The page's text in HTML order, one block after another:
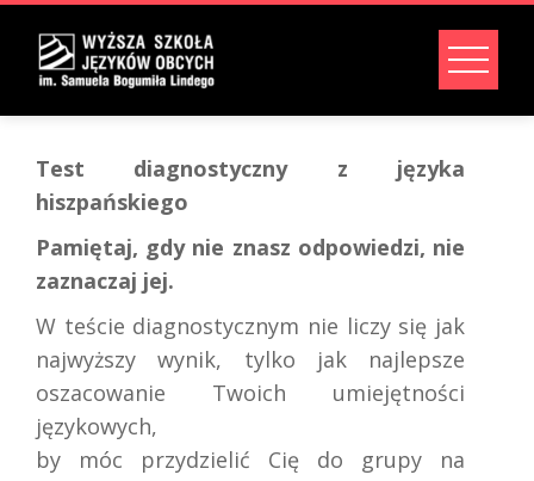
Test diagnostyczny z języka
hiszpańskiego
Pamiętaj, gdy nie znasz odpowiedzi, nie
zaznaczaj jej.
W teście diagnostycznym nie liczy się jak
najwyższy wynik, tylko jak najlepsze
oszacowanie Twoich umiejętności
językowych,
by móc przydzielić Cię do grupy na